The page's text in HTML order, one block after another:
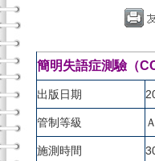
簡明失語症測驗（
出版日期
管制等級
施測時間